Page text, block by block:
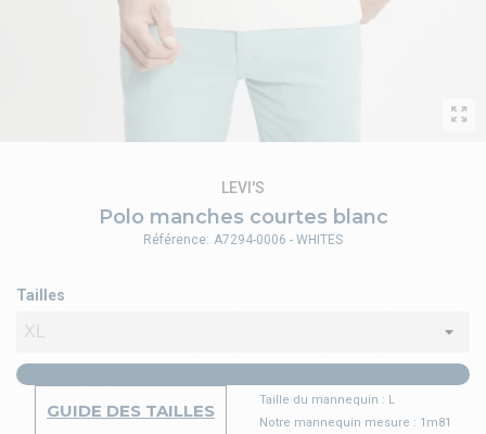
Polo manches courtes blanc
LEVI'S
Tailles
GUIDE DES TAILLES
Taille du mannequin : L
Notre mannequin mesure : 1m81
Référence: A7294-0006 - WHITES